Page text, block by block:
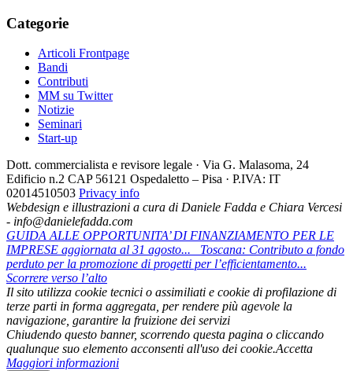
Categorie
Articoli Frontpage
Bandi
Contributi
MM su Twitter
Notizie
Seminari
Start-up
Dott. commercialista e revisore legale · Via G. Malasoma, 24
Edificio n.2 CAP 56121 Ospedaletto – Pisa · P.IVA: IT
02014510503 Privacy info
Webdesign e illustrazioni a cura di Daniele Fadda e Chiara Vercesi
- info@danielefadda.com
GUIDA ALLE OPPORTUNITA’ DI FINANZIAMENTO PER LE
IMPRESE aggiornata al 31 agosto...
Toscana: Contributo a fondo
perduto per la promozione di progetti per l’efficientamento...
Scorrere verso l’alto
Il sito utilizza cookie tecnici o assimiliati e cookie di profilazione di
terze parti in forma aggregata, per rendere più agevole la
navigazione, garantire la fruizione dei servizi
Chiudendo questo banner, scorrendo questa pagina o cliccando
qualunque suo elemento acconsenti all'uso dei cookie.Accetta
Maggiori informazioni